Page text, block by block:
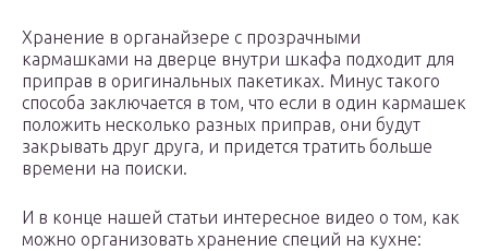
Хранение в органайзере с прозрачными
кармашками на дверце внутри шкафа подходит для
приправ в оригинальных пакетиках. Минус такого
способа заключается в том, что если в один кармашек
положить несколько разных приправ, они будут
закрывать друг друга, и придется тратить больше
времени на поиски.
И в конце нашей статьи интересное видео о том, как
можно организовать хранение специй на кухне: